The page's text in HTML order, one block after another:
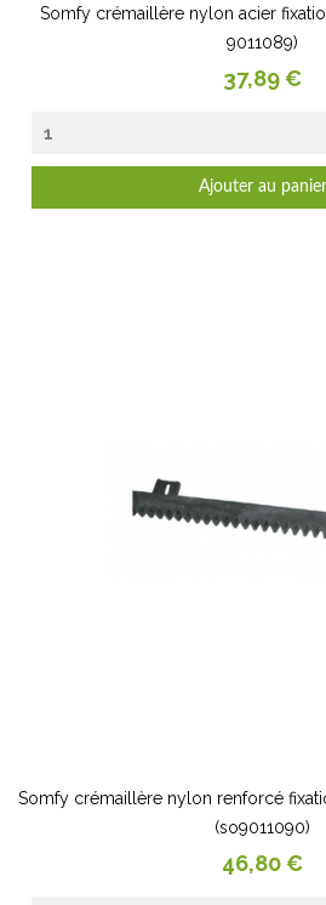
Somfy crémaillère nylon acier
9011089)
Prix
37,89 €
Ajouter au panier
Somfy crémaillère nylon renforcé
(so9011090)
Prix
46,80 €